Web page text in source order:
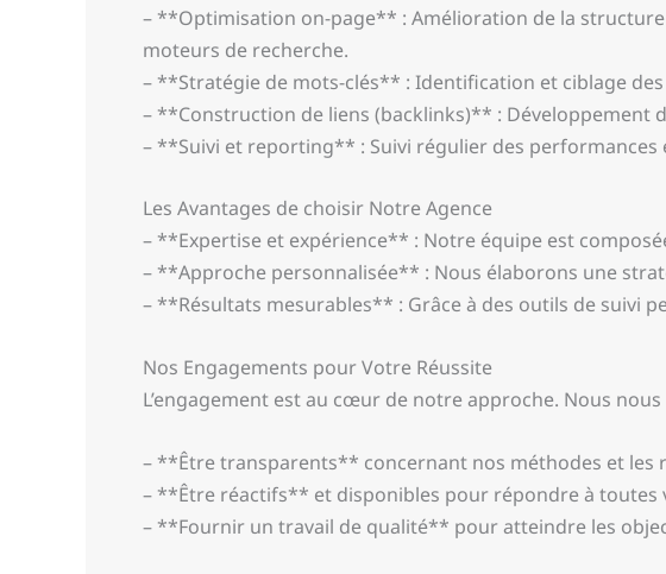
– **Optimisation on-page** : Amélioration de la
moteurs de recherche.
– **Stratégie de mots-clés** : Identification et ciblage
– **Construction de liens (backlinks)** : Développement
– **Suivi et reporting** : Suivi régulier des
Les Avantages de choisir Notre Agence
– **Expertise et expérience** : Notre équipe est
– **Approche personnalisée** : Nous élaborons une
– **Résultats mesurables** : Grâce à des outils de suivi
Nos Engagements pour Votre Réussite
L’engagement est au cœur de notre approche. Nous nous
– **Être transparents** concernant nos méthodes et les
– **Être réactifs** et disponibles pour répondre à toutes
– **Fournir un travail de qualité** pour atteindre les